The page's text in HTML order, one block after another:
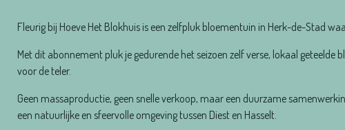
Fleurig bij Hoeve Het Blokhuis is een zelfpluk bloementuin in Herk-de-Stad
Met dit abonnement pluk je gedurende het seizoen zelf verse, lokaal geteelde
voor de teler.
Geen massaproductie, geen snelle verkoop, maar een duurzame
een natuurlijke en sfeervolle omgeving tussen Diest en Hasselt.